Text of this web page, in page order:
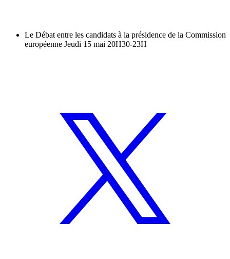
Le Débat entre les candidats à la présidence de la Commission
européenne Jeudi 15 mai 20H30-23H